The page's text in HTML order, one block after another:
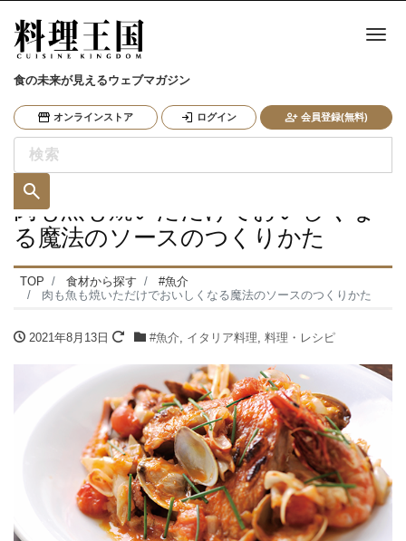
食の未来が見えるウェブマガジン
オンラインストア ログイン 会員登録(無料)
ナ
肉も魚も焼いただけでおいしくな
る魔法のソースのつくりかた
TOP 食材から探す
#魚介
肉も魚も焼いただけでおいしくなる魔法のソースのつくりかた
2021年8月13日 #魚介, イタリア料理, 料理・レシピ